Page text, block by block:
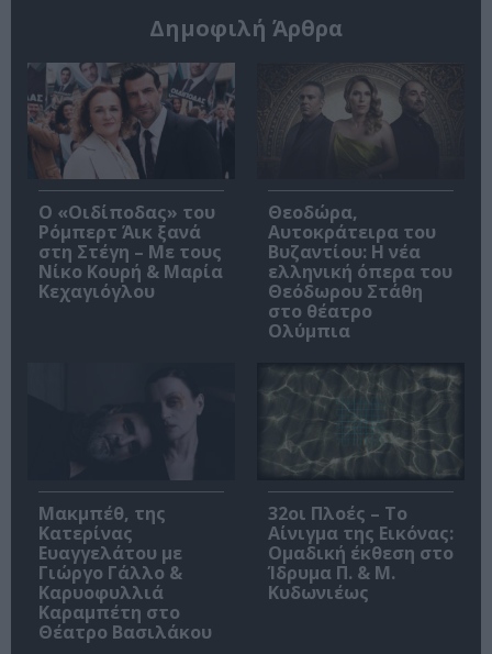
Δημοφιλή Άρθρα
O «Οιδίποδας» του
Ρόμπερτ Άικ ξανά
στη Στέγη – Με τους
Νίκο Κουρή & Μαρία
Κεχαγιόγλου
Θεοδώρα,
Αυτοκράτειρα του
Βυζαντίου: Η νέα
ελληνική όπερα του
Θεόδωρου Στάθη
στο θέατρο
Ολύμπια
Μακμπέθ, της
Κατερίνας
Ευαγγελάτου με
Γιώργο Γάλλο &
Καρυοφυλλιά
Καραμπέτη στο
Θέατρο Βασιλάκου
32οι Πλοές – Το
Αίνιγμα της Εικόνας:
Ομαδική έκθεση στο
Ίδρυμα Π. & Μ.
Κυδωνιέως